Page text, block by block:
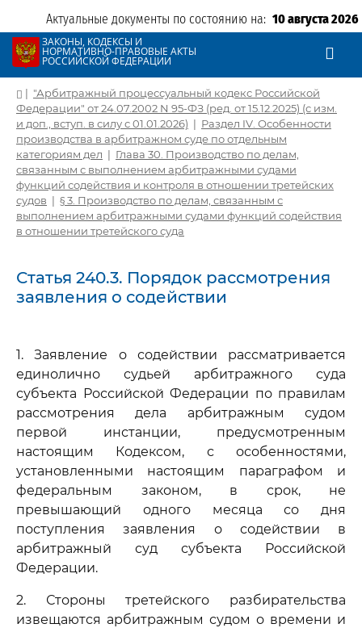
Актуальные документы по состоянию на: 10 августа 2026
ЗАКОНЫ, КОДЕКСЫ И
НОРМАТИВНО-ПРАВОВЫЕ АКТЫ
РОССИЙСКОЙ ФЕДЕРАЦИИ
| "Арбитражный процессуальный кодекс Российской
Федерации" от 24.07.2002 N 95-ФЗ (ред. от 15.12.2025) (с изм.
и доп., вступ. в силу с 01.01.2026) | Раздел IV. Особенности
производства в арбитражном суде по отдельным
категориям дел | Глава 30. Производство по делам,
связанным с выполнением арбитражными судами
функций содействия и контроля в отношении третейских
судов | § 3. Производство по делам, связанным с
выполнением арбитражными судами функций содействия
в отношении третейского суда
Статья 240.3. Порядок рассмотрения
заявления о содействии
1. Заявление о содействии рассматривается
единолично судьей арбитражного суда
субъекта Российской Федерации по правилам
рассмотрения дела арбитражным судом
первой инстанции, предусмотренным
настоящим Кодексом, с особенностями,
установленными настоящим параграфом и
федеральным законом, в срок, не
превышающий одного месяца со дня
поступления заявления о содействии в
арбитражный суд субъекта Российской
Федерации.
2. Стороны третейского разбирательства
извещаются арбитражным судом о времени и